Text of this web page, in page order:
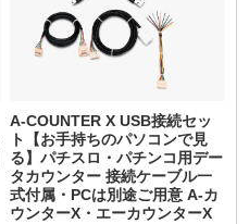
A-COUNTER X USB接続セッ
ト【お手持ちのパソコンで見
る】パチスロ・パチンコ用デー
タカウンター 接続ケーブル一
式付属・PCは別途ご用意 A-カ
ウンターX・エーカウンターX